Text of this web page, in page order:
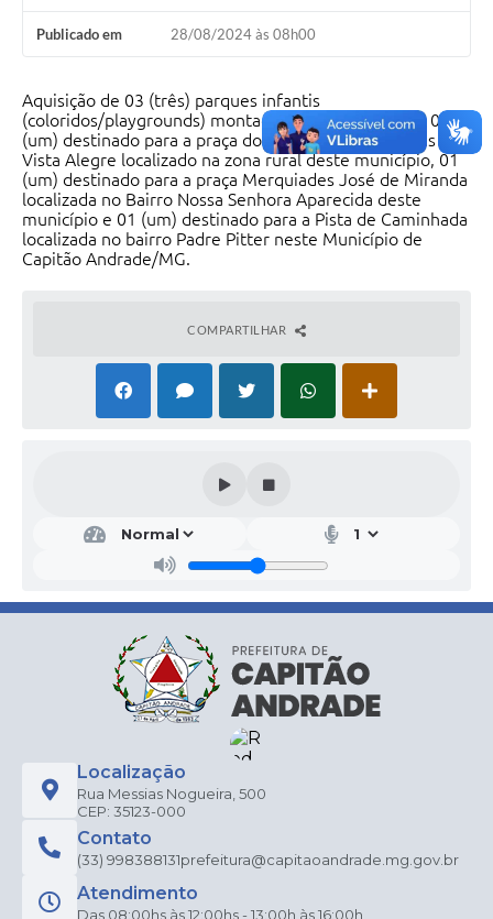
Publicado em 28/08/2024 às 08h00
Aquisição de 03 (três) parques infantis
(coloridos/playgrounds) montado e instalado, sendo 01
(um) destinado para a praça do distrito de Bom Jesus da
Vista Alegre localizado na zona rural deste município, 01
(um) destinado para a praça Merquiades José de Miranda
localizada no Bairro Nossa Senhora Aparecida deste
município e 01 (um) destinado para a Pista de Caminhada
localizada no bairro Padre Pitter neste Município de
Capitão Andrade/MG.
COMPARTILHAR
Localização
Rua Messias Nogueira, 500
CEP: 35123-000
Contato
(33) 998388131prefeitura@capitaoandrade.mg.gov.br
Atendimento
Das 08:00hs às 12:00hs - 13:00h às 16:00h